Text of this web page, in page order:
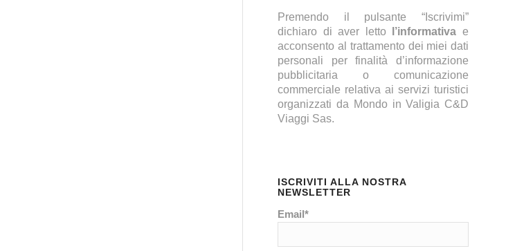
Premendo il pulsante “Iscrivimi”
dichiaro di aver letto
l’informativa e
acconsento al trattamento dei miei dati
personali per finalità d’informazione
pubblicitaria o comunicazione
commerciale relativa ai servizi turistici
organizzati da Mondo in Valigia C&D
Viaggi Sas.
ISCRIVITI ALLA NOSTRA
NEWSLETTER
Email*